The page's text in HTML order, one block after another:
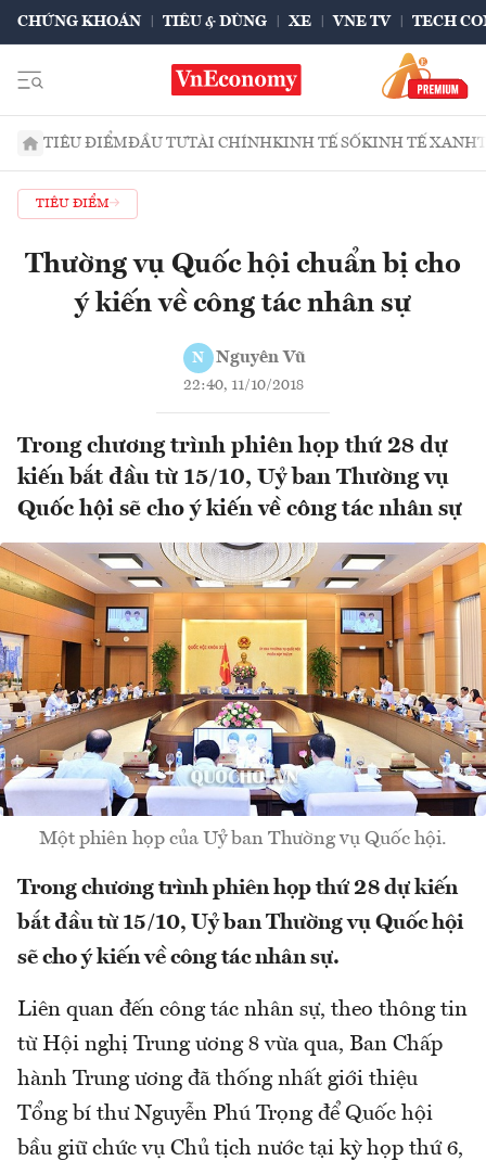
CHỨNG KHOÁN TIÊU & DÙNG XE VNE TV TECH
TIÊU ĐIỂMĐẦU TƯTÀI CHÍNHKINH TẾ SỐKINH TẾ XANH
TIÊU ĐIỂM
Thường vụ Quốc hội chuẩn bị cho
ý kiến về công tác nhân sự
N Nguyên Vũ
22:40, 11/10/2018
Trong chương trình phiên họp thứ 28 dự
kiến bắt đầu từ 15/10, Uỷ ban Thường vụ
Quốc hội sẽ cho ý kiến về công tác nhân sự
Một phiên họp của Uỷ ban Thường vụ Quốc hội.
Trong chương trình phiên họp thứ 28 dự kiến
bắt đầu từ 15/10, Uỷ ban Thường vụ Quốc hội
sẽ cho ý kiến về công tác nhân sự.
Liên quan đến công tác nhân sự, theo thông tin
từ Hội nghị Trung ương 8 vừa qua, Ban Chấp
hành Trung ương đã thống nhất giới thiệu
Tổng bí thư Nguyễn Phú Trọng để Quốc hội
bầu giữ chức vụ Chủ tịch nước tại kỳ họp thứ 6,